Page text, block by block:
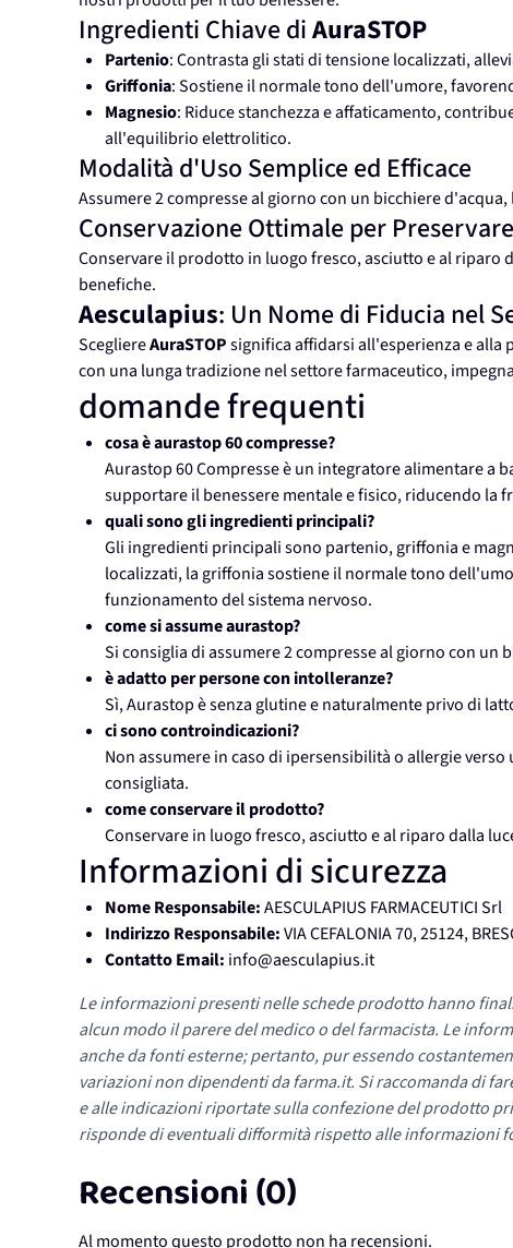
Ingredienti Chiave diAuraSTOP
Partenio: Contrasta gli stati di tensione localizzati,
Griffonia: Sostiene il normale tono dell'umore,
Magnesio: Riduce stanchezza e affaticamento,
all'equilibrio elettrolitico.
Modalità d'Uso Semplice ed Efficace
Assumere 2 compresse al giorno con un bicchiere
Conservazione Ottimale per
Conservare il prodotto in luogo fresco, asciutto e al riparo
benefiche.
Aesculapius: Un Nome di Fiducia nel
ScegliereAuraSTOPsignifica affidarsi all'esperienza e alla
con una lunga tradizione nel settore farmaceutico,
domande frequenti
cosa è aurastop 60 compresse?
Aurastop 60 Compresse è un integratore alimentare a
supportare il benessere mentale e fisico, riducendo la
quali sono gli ingredienti principali?
Gli ingredienti principali sono partenio, griffonia e
localizzati, la griffonia sostiene il normale tono
funzionamento del sistema nervoso.
come si assume aurastop?
Si consiglia di assumere 2 compresse al giorno con un
è adatto per persone con intolleranze?
Sì, Aurastop è senza glutine e naturalmente privo di
ci sono controindicazioni?
Non assumere in caso di ipersensibilità o allergie
consigliata.
come conservare il prodotto?
Conservare in luogo fresco, asciutto e al riparo dalla
Informazioni di sicurezza
Nome Responsabile:AESCULAPIUS FARMACEUTICI Srl
Indirizzo Responsabile:VIA CEFALONIA 70, 25124,
Contatto Email: info@aesculapius.it
Le informazioni presenti nelle schede prodotto hanno
alcun modo il parere del medico o del farmacista. Le
anche da fonti esterne; pertanto, pur essendo
variazioni non dipendenti da farma.it. Si raccomanda di
e alle indicazioni riportate sulla confezione del prodotto
risponde di eventuali difformità rispetto alle informazioni
Recensioni (0)
Al momento questo prodotto non ha recensioni.